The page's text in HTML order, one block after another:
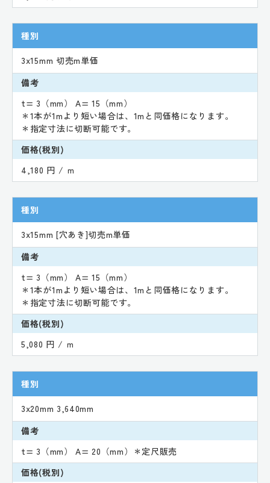
種別
3x15mm 切売m単価
備考
t= 3（mm） A= 15（mm）
＊1本が1mより短い場合は、1mと同価格になります。
＊指定寸法に切断可能です。
価格(税別)
4,180 円 / ｍ
種別
3x15mm [穴あき]切売m単価
備考
t= 3（mm） A= 15（mm）
＊1本が1mより短い場合は、1mと同価格になります。
＊指定寸法に切断可能です。
価格(税別)
5,080 円 / ｍ
種別
3x20mm 3,640mm
備考
t= 3（mm） A= 20（mm）＊定尺販売
価格(税別)